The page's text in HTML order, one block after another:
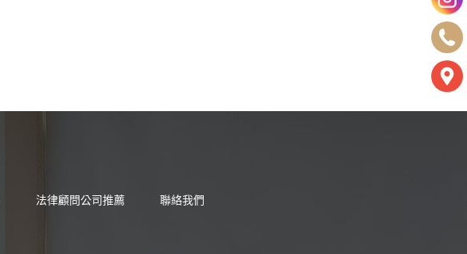
法律顧問公司推薦 聯絡我們